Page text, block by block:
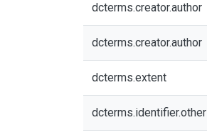
dcterms.creator.author
dcterms.creator.author
dcterms.extent
dcterms.identifier.other